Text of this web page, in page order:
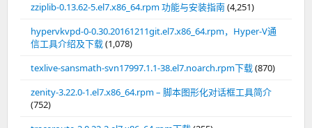
zziplib-0.13.62-5.el7.x86_64.rpm 功能与安装指南(4,251)
hypervkvpd-0-0.30.20161211git.el7.x86_64.rpm，Hyper-V通
信工具介绍及下载(1,078)
texlive-sansmath-svn17997.1.1-38.el7.noarch.rpm下载(870)
zenity-3.22.0-1.el7.x86_64.rpm – 脚本图形化对话框工具简介
(752)